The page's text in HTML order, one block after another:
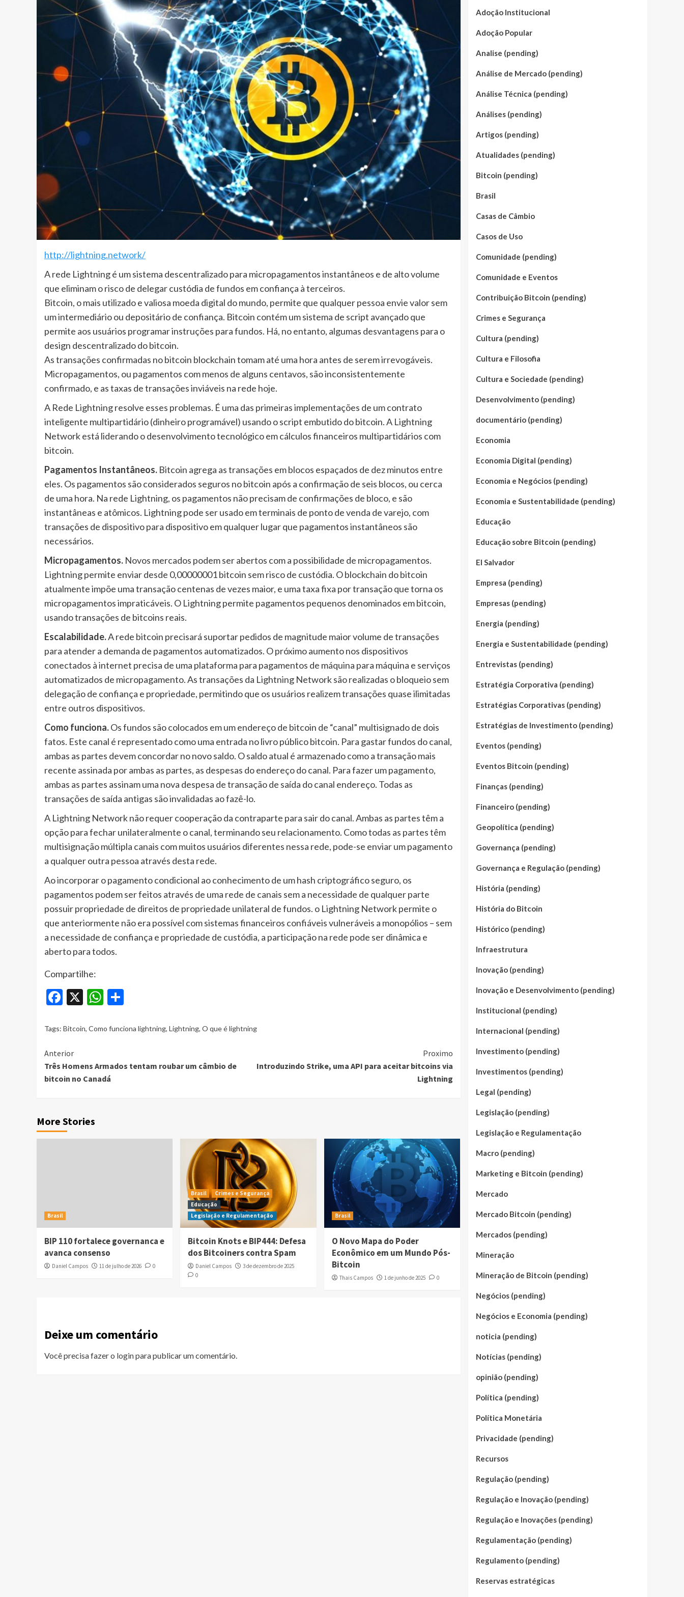
http://lightning.network/
A rede Lightning é um sistema descentralizado para micropagamentos instantâneos e de alto volume
que eliminam o risco de delegar custódia de fundos em confiança à terceiros.
Bitcoin, o mais utilizado e valiosa moeda digital do mundo, permite que qualquer pessoa envie valor sem
um intermediário ou depositário de confiança. Bitcoin contém um sistema de script avançado que
permite aos usuários programar instruções para fundos. Há, no entanto, algumas desvantagens para o
design descentralizado do bitcoin.
As transações confirmadas no bitcoin blockchain tomam até uma hora antes de serem irrevogáveis.
Micropagamentos, ou pagamentos com menos de alguns centavos, são inconsistentemente
confirmado, e as taxas de transações inviáveis ​​na rede hoje.
A Rede Lightning resolve esses problemas. É uma das primeiras implementações de um contrato
inteligente multipartidário (dinheiro programável) usando o script embutido do bitcoin. A Lightning
Network está liderando o desenvolvimento tecnológico em cálculos financeiros multipartidários com
bitcoin.
Pagamentos Instantâneos. Bitcoin agrega as transações em blocos espaçados de dez minutos entre
eles. Os pagamentos são considerados seguros no bitcoin após a confirmação de seis blocos, ou cerca
de uma hora. Na rede Lightning, os pagamentos não precisam de confirmações de bloco, e são
instantâneas e atômicos. Lightning pode ser usado em terminais de ponto de venda de varejo, com
transações de dispositivo para dispositivo em qualquer lugar que pagamentos instantâneos são
necessários.
Micropagamentos. Novos mercados podem ser abertos com a possibilidade de micropagamentos.
Lightning permite enviar desde 0,00000001 bitcoin sem risco de custódia. O blockchain do bitcoin
atualmente impõe uma transação centenas de vezes maior, e uma taxa fixa por transação que torna os
micropagamentos impraticáveis. O Lightning permite pagamentos pequenos denominados em bitcoin,
usando transações de bitcoins reais.
Escalabilidade.A rede bitcoin precisará suportar pedidos de magnitude maior volume de transações
para atender a demanda de pagamentos automatizados. O próximo aumento nos dispositivos
conectados à internet precisa de uma plataforma para pagamentos de máquina para máquina e serviços
automatizados de micropagamento. As transações da Lightning Network são realizadas o bloqueio sem
delegação de confiança e propriedade, permitindo que os usuários realizem transações quase ilimitadas
entre outros dispositivos.
Como funciona.Os fundos são colocados em um endereço de bitcoin de “canal” multisignado de dois
fatos. Este canal é representado como uma entrada no livro público bitcoin. Para gastar fundos do canal,
ambas as partes devem concordar no novo saldo. O saldo atual é armazenado como a transação mais
recente assinada por ambas as partes, as despesas do endereço do canal. Para fazer um pagamento,
ambas as partes assinam uma nova despesa de transação de saída do canal endereço. Todas as
transações de saída antigas são invalidadas ao fazê-lo.
A Lightning Network não requer cooperação da contraparte para sair do canal. Ambas as partes têm a
opção para fechar unilateralmente o canal, terminando seu relacionamento. Como todas as partes têm
multisignação múltipla canais com muitos usuários diferentes nessa rede, pode-se enviar um pagamento
a qualquer outra pessoa através desta rede.
Ao incorporar o pagamento condicional ao conhecimento de um hash criptográfico seguro, os
pagamentos podem ser feitos através de uma rede de canais sem a necessidade de qualquer parte
possuir propriedade de direitos de propriedade unilateral de fundos. o Lightning Network permite o
que anteriormente não era possível com sistemas financeiros confiáveis ​​vulneráveis ​​a monopólios – sem
a necessidade de confiança e propriedade de custódia, a participação na rede pode ser dinâmica e
aberto para todos.
Compartilhe:
Facebook
X WhatsApp
Tags: Bitcoin, Como funciona lightning, Lightning, O que é lightning
Continue
Reading
Anterior
Três Homens Armados tentam roubar um câmbio de
bitcoin no Canadá
Proximo
Introduzindo Strike, uma API para aceitar bitcoins via
Lightning
More Stories
Brasil
BIP 110 fortalece governanca e
avanca consenso
Daniel Campos 11 de julho de 2026 0
Brasil
Crimes e Segurança
Educação
Legislação e Regulamentação
Bitcoin Knots e BIP444: Defesa
dos Bitcoiners contra Spam
Daniel Campos
3 de dezembro de 2025
0
Brasil
O Novo Mapa do Poder
Econômico em um Mundo Pós-
Bitcoin
Thais Campos 1 de junho de 2025 0
Deixe um comentário
Você precisa fazer o loginpara publicar um comentário.
Adoção Institucional
Adoção Popular
Analise (pending)
Análise de Mercado (pending)
Análise Técnica (pending)
Análises (pending)
Artigos (pending)
Atualidades (pending)
Bitcoin (pending)
Brasil
Casas de Câmbio
Casos de Uso
Comunidade (pending)
Comunidade e Eventos
Contribuição Bitcoin (pending)
Crimes e Segurança
Cultura (pending)
Cultura e Filosofia
Cultura e Sociedade (pending)
Desenvolvimento (pending)
documentário (pending)
Economia
Economia Digital (pending)
Economia e Negócios (pending)
Economia e Sustentabilidade (pending)
Educação
Educação sobre Bitcoin (pending)
El Salvador
Empresa (pending)
Empresas (pending)
Energia (pending)
Energia e Sustentabilidade (pending)
Entrevistas (pending)
Estratégia Corporativa (pending)
Estratégias Corporativas (pending)
Estratégias de Investimento (pending)
Eventos (pending)
Eventos Bitcoin (pending)
Finanças (pending)
Financeiro (pending)
Geopolítica (pending)
Governança (pending)
Governança e Regulação (pending)
História (pending)
História do Bitcoin
Histórico (pending)
Infraestrutura
Inovação (pending)
Inovação e Desenvolvimento (pending)
Institucional (pending)
Internacional (pending)
Investimento (pending)
Investimentos (pending)
Legal (pending)
Legislação (pending)
Legislação e Regulamentação
Macro (pending)
Marketing e Bitcoin (pending)
Mercado
Mercado Bitcoin (pending)
Mercados (pending)
Mineração
Mineração de Bitcoin (pending)
Negócios (pending)
Negócios e Economia (pending)
noticia (pending)
Notícias (pending)
opinião (pending)
Política (pending)
Política Monetária
Privacidade (pending)
Recursos
Regulação (pending)
Regulação e Inovação (pending)
Regulação e Inovações (pending)
Regulamentação (pending)
Regulamento (pending)
Reservas estratégicas